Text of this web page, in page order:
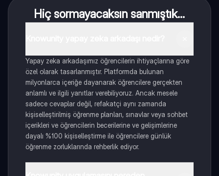
Hiç sormayacaksın sanmıştık...
Yapay zeka arkadaşımız öğrencilerin ihtiyaçlarına göre
özel olarak tasarlanmıştır. Platformda bulunan
milyonlarca içeriğe dayanarak öğrencilere gerçekten
anlamlı ve ilgili yanıtlar verebiliyoruz. Ancak mesele
sadece cevaplar değil, refakatçi aynı zamanda
kişiselleştirilmiş öğrenme planları, sınavlar veya sohbet
içerikleri ve öğrencilerin becerilerine ve gelişimlerine
dayalı %100 kişiselleştirme ile öğrencilere günlük
öğrenme zorluklarında rehberlik ediyor.